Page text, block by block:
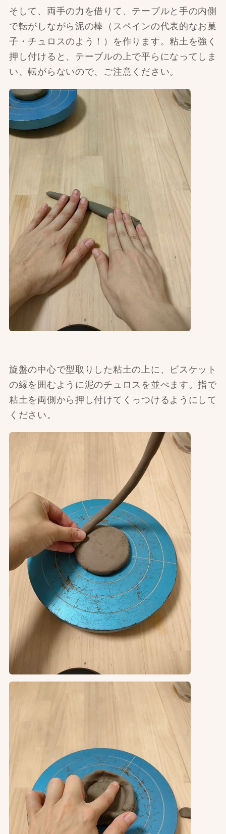
そして、両手の力を借りて、テーブルと手の内側
で転がしながら泥の棒（スペインの代表的なお菓
子・チュロスのよう！）を作ります。粘土を強く
押し付けると、テーブルの上で平らになってしま
い、転がらないので、ご注意ください。
旋盤の中心で型取りした粘土の上に、ビスケット
の縁を囲むように泥のチュロスを並べます。指で
粘土を両側から押し付けてくっつけるようにして
ください。